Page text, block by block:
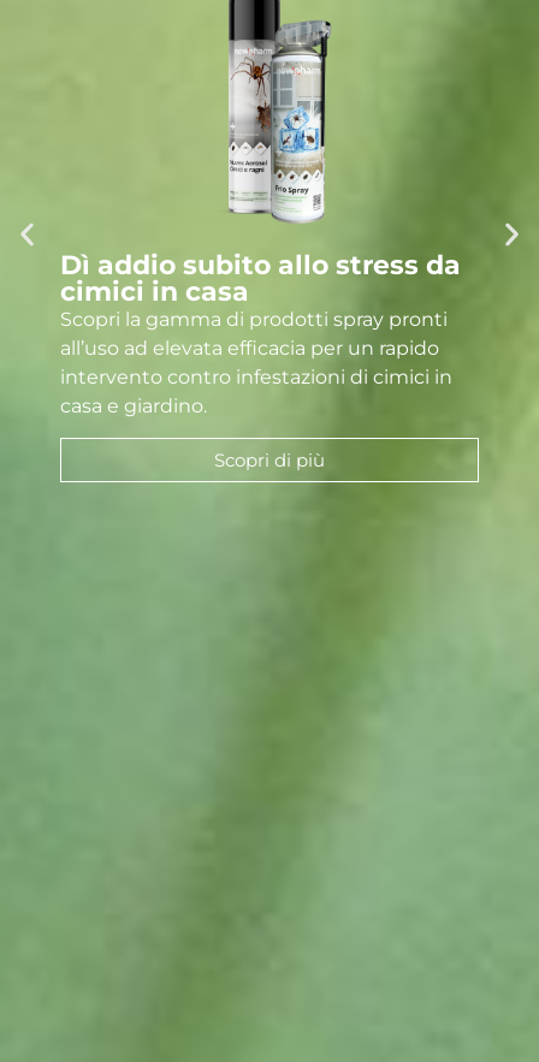
Dì addio subito allo stress da
cimici in casa
Scopri la gamma di prodotti spray pronti
all’uso ad elevata efficacia per un rapido
intervento contro infestazioni di cimici in
casa e giardino.
Scopri di più